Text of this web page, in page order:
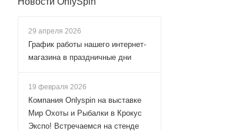
29 апреля 2026
График работы нашего интернет-
магазина в праздничные дни
19 февраля 2026
Компания Onlyspin на выставке
Мир Охоты и Рыбалки в Крокус
Экспо! Встречаемся на стенде